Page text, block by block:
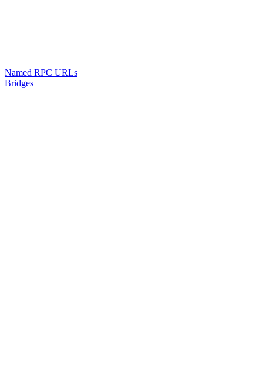
Named RPC URLs
Bridges